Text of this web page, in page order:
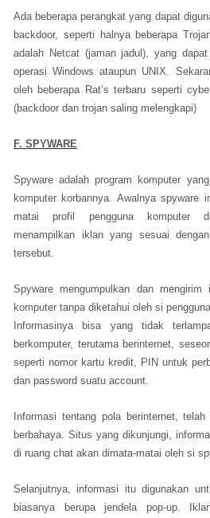
Ada beberapa perangkat yang dapat
backdoor, seperti halnya beberapa
adalah Netcat (jaman jadul), yang
operasi Windows ataupun UNIX.
oleh beberapa Rat’s terbaru seperti
(backdoor dan trojan saling melengkapi)
F. SPYWARE
Spyware adalah program komputer
komputer korbannya. Awalnya spyware
matai profil pengguna komputer
menampilkan iklan yang sesuai
tersebut.
Spyware mengumpulkan dan mengirim
komputer tanpa diketahui oleh si
Informasinya bisa yang tidak
berkomputer, terutama berinternet,
seperti nomor kartu kredit, PIN untuk
dan password suatu account.
Informasi tentang pola berinternet,
berbahaya. Situs yang dikunjungi,
di ruang chat akan dimata-matai oleh si
Selanjutnya, informasi itu digunakan
biasanya berupa jendela pop-up.